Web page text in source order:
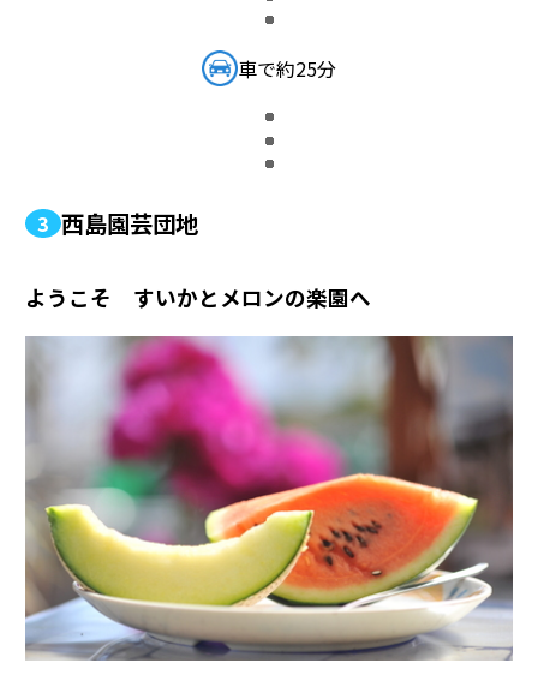
車で約25分
3 西島園芸団地
ようこそ すいかとメロンの楽園へ